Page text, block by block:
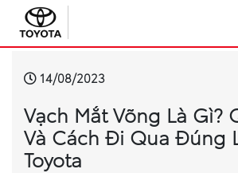
Sản phẩm
Công nghệ
Dịch vụ
14/08/2023
Vạch Mắt Võng Là Gì?
Và Cách Đi Qua Đúng
Toyota